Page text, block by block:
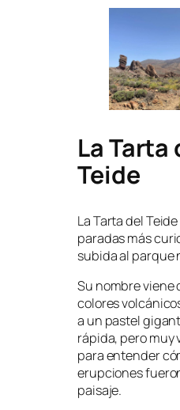
La Tarta
Teide
La Tarta del
paradas más
subida al parque
Su nombre viene
colores
a un pastel
rápida, pero muy
para entender
erupciones
paisaje.